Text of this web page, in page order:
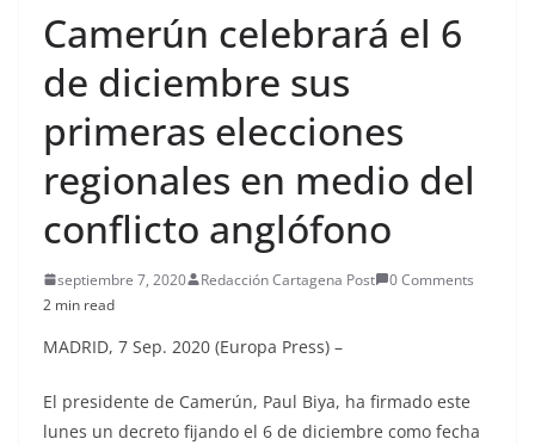
Camerún celebrará el 6
de diciembre sus
primeras elecciones
regionales en medio del
conflicto anglófono
septiembre 7, 2020 Redacción Cartagena Post
0 Comments
2 min read
MADRID, 7 Sep. 2020 (Europa Press) –
El presidente de Camerún, Paul Biya, ha firmado este
lunes un decreto fijando el 6 de diciembre como fecha